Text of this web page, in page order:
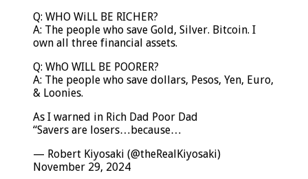
Q: WHO WiLL BE RICHER?
A: The people who save Gold, Silver. Bitcoin. I
own all three financial assets.
Q: WhO WILL BE POORER?
A: The people who save dollars, Pesos, Yen, Euro,
& Loonies.
As I warned in Rich Dad Poor Dad
“Savers are losers…because…
— Robert Kiyosaki (@theRealKiyosaki)
November 29, 2024